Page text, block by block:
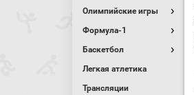
Олимпийские игры
Формула-1
Баскетбол
Легкая атлетика
Трансляции